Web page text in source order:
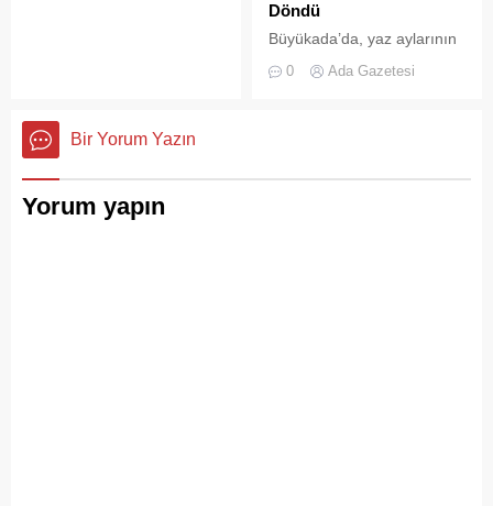
Döndü
Büyükada’da, yaz aylarının
ziyaretçi yoğunluğu, temizlik
0 Ada Gazetesi
Bir Yorum Yazın
Yorum yapın